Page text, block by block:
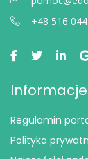
+48 516
Informacje
Regulamin
Polityka